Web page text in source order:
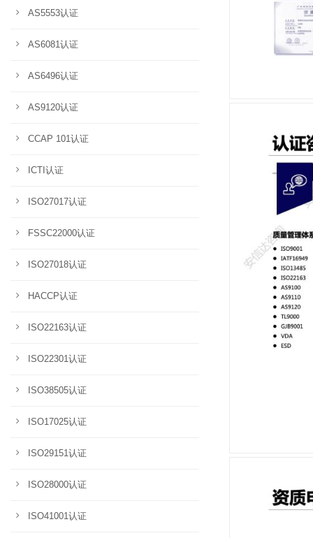
AS5553认证
AS6081认证
AS6496认证
AS9120认证
CCAP 101认证
ICTI认证
ISO27017认证
FSSC22000认证
ISO27018认证
HACCP认证
ISO22163认证
ISO22301认证
ISO38505认证
ISO17025认证
ISO29151认证
ISO28000认证
ISO41001认证